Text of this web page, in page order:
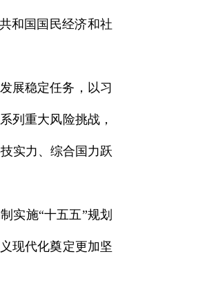
和国国民经济和社
展稳定任务，以习
列重大风险挑战，
实力、综合国力跃
实施“十五五”规划
现代化奠定更加坚